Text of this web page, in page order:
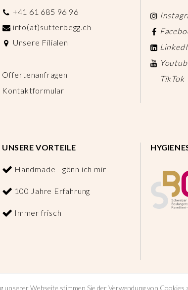
+41 61 685 96 96
info(at)sutterbegg.ch
Unsere Filialen
Offertenanfragen
Kontaktformular
TikTok
UNSERE VORTEILE
Handmade - gönn ich mir
100 Jahre Erfahrung
Immer frisch
Webseite stimmen Sie der Verwendung von Cookies